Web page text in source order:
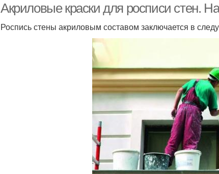
Акриловые краски для росписи стен.
Роспись стены акриловым составом заключается в